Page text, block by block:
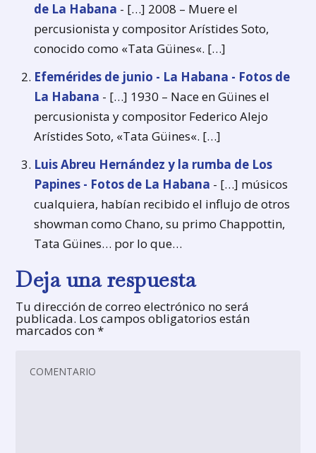
de La Habana - […] 2008 – Muere el
percusionista y compositor Arístides Soto,
conocido como «Tata Güines«. […]
Efemérides de junio - La Habana - Fotos de
La Habana - […] 1930 – Nace en Güines el
percusionista y compositor Federico Alejo
Arístides Soto, «Tata Güines«. […]
Luis Abreu Hernández y la rumba de Los
Papines - Fotos de La Habana - […] músicos
cualquiera, habían recibido el influjo de otros
showman como Chano, su primo Chappottin,
Tata Güines… por lo que…
Deja una respuesta
Tu dirección de correo electrónico no será
publicada. Los campos obligatorios están
marcados con*